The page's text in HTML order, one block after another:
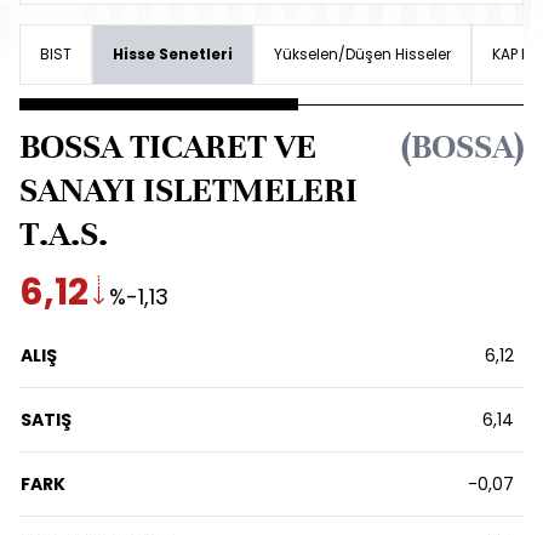
BIST Hisse Senetleri Yükselen/Düşen Hisseler KAP
BOSSA TICARET VE
SANAYI ISLETMELERI
T.A.S.
(BOSSA)
6,12 %-1,13
ALIŞ 6,12
SATIŞ 6,14
FARK -0,07